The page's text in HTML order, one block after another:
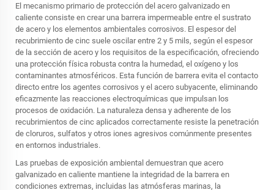
El mecanismo primario de protección del acero galvanizado en
caliente consiste en crear una barrera impermeable entre el sustrato
de acero y los elementos ambientales corrosivos. El espesor del
recubrimiento de cinc suele oscilar entre 2 y 5 mils, según el espesor
de la sección de acero y los requisitos de la especificación, ofreciendo
una protección física robusta contra la humedad, el oxígeno y los
contaminantes atmosféricos. Esta función de barrera evita el contacto
directo entre los agentes corrosivos y el acero subyacente, eliminando
eficazmente las reacciones electroquímicas que impulsan los
procesos de oxidación. La naturaleza densa y adherente de los
recubrimientos de cinc aplicados correctamente resiste la penetración
de cloruros, sulfatos y otros iones agresivos comúnmente presentes
en entornos industriales.
Las pruebas de exposición ambiental demuestran que acero
galvanizado en caliente mantiene la integridad de la barrera en
condiciones extremas, incluidas las atmósferas marinas, la